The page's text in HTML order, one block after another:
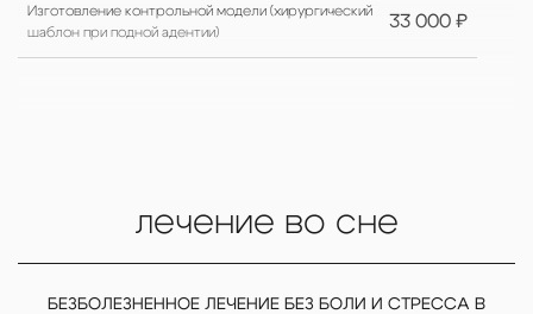
Изготовление контрольной модели (хирургический
шаблон при подной адентии)
33 000 ₽
лечение во сне
БЕЗБОЛЕЗНЕННОЕ ЛЕЧЕНИЕ БЕЗ БОЛИ И СТРЕССА В